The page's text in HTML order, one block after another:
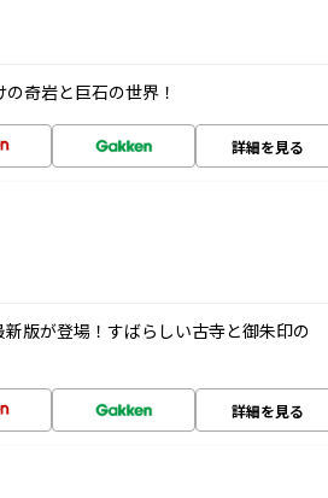
奇岩と巨石の世界！
詳細を見る
版が登場！すばらしい古寺と御朱印の
詳細を見る